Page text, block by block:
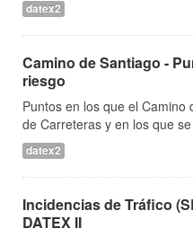
datex2
Camino de Santiago -
riesgo
Puntos en los que el
de Carreteras y en los que
datex2
Incidencias de Tráfico
DATEX II